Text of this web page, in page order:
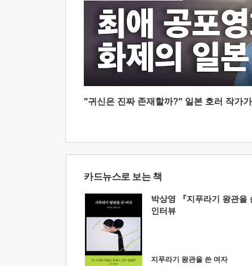
"귀신은 진짜 존재할까?" 일본 호러 작가
카드뉴스로 보는 책
박상영 『지푸라기 왕관을
인터뷰
지푸라기 왕관을 쓴 여자